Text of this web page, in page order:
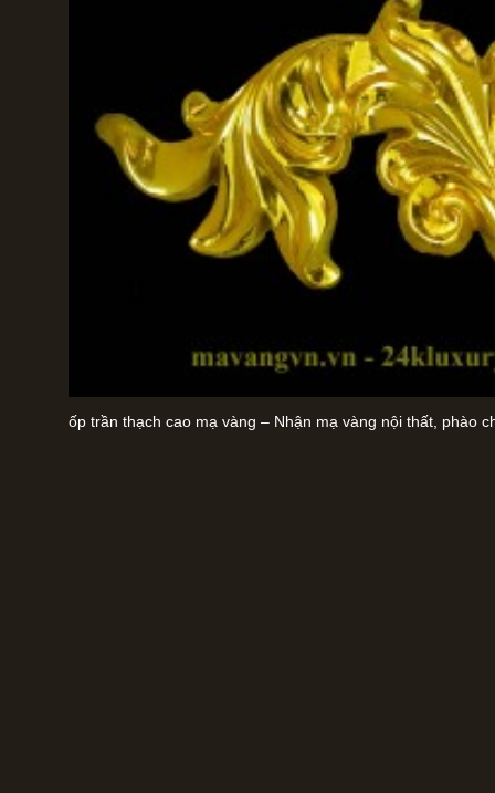
ốp trần thạch cao mạ vàng – Nhận mạ vàng nội thất, phào